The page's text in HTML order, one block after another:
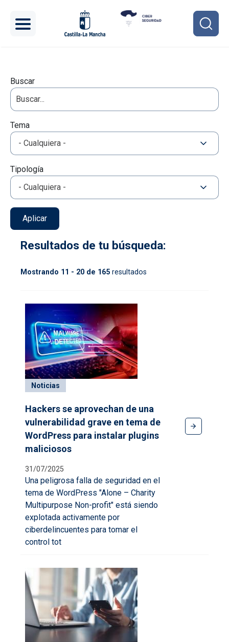
Buscar
Tema
- Cualquiera -
Tipología
- Cualquiera -
Resultados de tu búsqueda:
Mostrando 11 - 20 de 165 resultados
Noticias
Hackers se aprovechan de una
vulnerabilidad grave en tema de
WordPress para instalar plugins
maliciosos
31/07/2025
Una peligrosa falla de seguridad en el
tema de WordPress "Alone – Charity
Multipurpose Non-profit" está siendo
explotada activamente por
ciberdelincuentes para tomar el
control tot